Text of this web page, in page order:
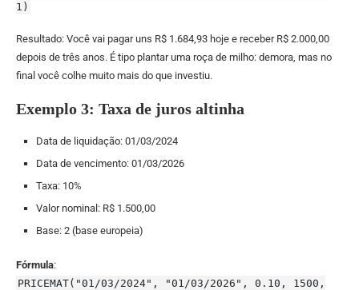
1)
Resultado: Você vai pagar uns R$ 1.684,93 hoje e receber R$ 2.000,00
depois de três anos. É tipo plantar uma roça de milho: demora, mas no
final você colhe muito mais do que investiu.
Exemplo 3: Taxa de juros altinha
Data de liquidação: 01/03/2024
Data de vencimento: 01/03/2026
Taxa: 10%
Valor nominal: R$ 1.500,00
Base: 2 (base europeia)
Fórmula:
PRICEMAT("01/03/2024", "01/03/2026", 0.10, 1500,